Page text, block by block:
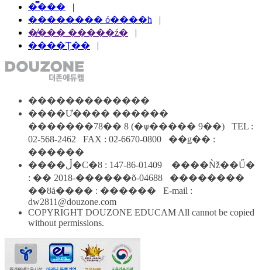
�̿���
|
�������� ó����ħ
|
�̸��� �����ź�
|
����Ʈ��
|
�������������
����Ư���� ������
�������78�� 8 (�ѱ����� 9��) TEL :
02-568-2462 FAX : 02-6670-0800 ��ǥ�� :
������
����ڵ�Ϲ�ȣ : 147-86-01409 ����Ǹž��Ű�
: �� 2018-������õ-0468ȣ ��������
��ȣå���� : ������ E-mail :
dw2811@douzone.com
COPYRIGHT DOUZONE EDUCAM All cannot be copied
without permissions.